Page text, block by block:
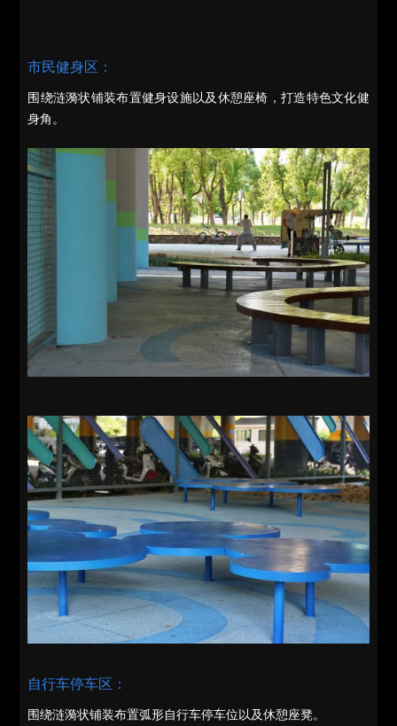
市民健身区：
围绕涟漪状铺装布置健身设施以及休憩座椅，打造特色文化健
身角。
自行车停车区：
围绕涟漪状铺装布置弧形自行车停车位以及休憩座凳。